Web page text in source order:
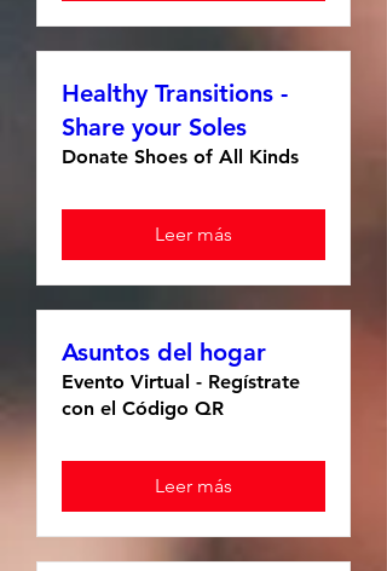
Healthy Transitions -
Share your Soles
Donate Shoes of All Kinds
Leer más
Asuntos del hogar
Evento Virtual - Regístrate
con el Código QR
Leer más